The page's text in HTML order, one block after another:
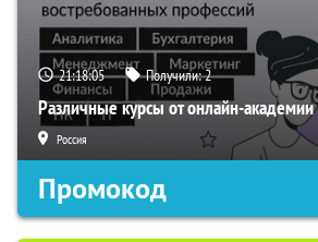
21:18:04 Получили:2
Различные курсы от онлайн-
Россия
Промокод